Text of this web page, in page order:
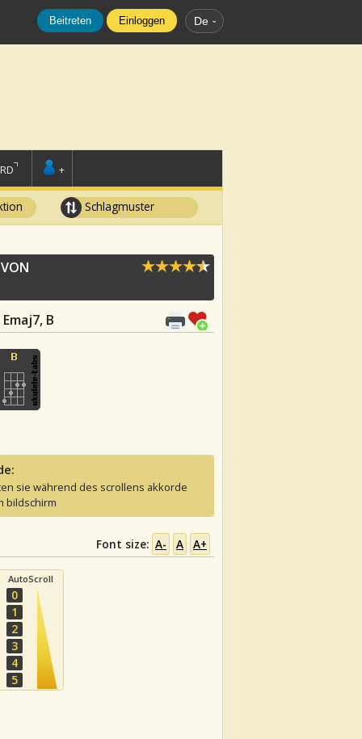
Beitreten Einloggen De
+
Schlagmuster
B
sie während des scrollens akkorde
bildschirm
Font size: A- A A+
AutoScroll
0
1
2
3
4
5